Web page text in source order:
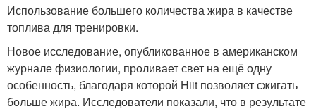
Использование большего количества жира в качестве
топлива для тренировки.
Новое исследование, опубликованное в американском
журнале физиологии, проливает свет на ещё одну
особенность, благодаря которой Hiit позволяет сжигать
больше жира. Исследователи показали, что в результате